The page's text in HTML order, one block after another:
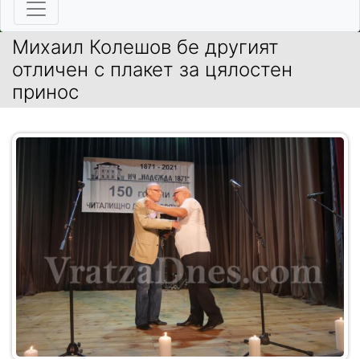
Михаил Колешов бе другият
отличен с плакет за цялостен
принос